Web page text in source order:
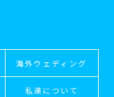
海外ウェディング
私達について